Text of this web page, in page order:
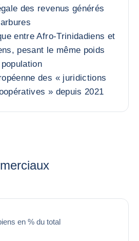
des revenus générés
entre Afro-Trinidadiens et
pesant le même poids
des « juridictions
» depuis 2021
en % du total